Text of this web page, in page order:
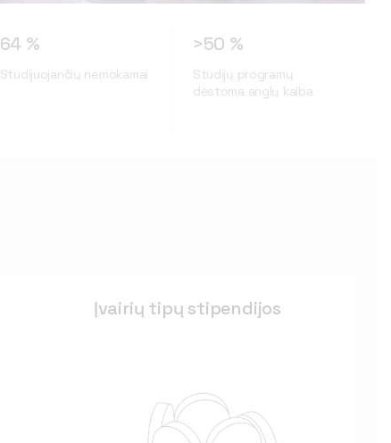
64 %
Studijuojančių nemokamai
>50 %
Studijų programų
dėstoma anglų kalba
Įvairių tipų stipendijos
Įvairių tipų stipendijos